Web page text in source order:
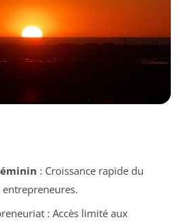
: Croissance rapide du
: Accès limité aux